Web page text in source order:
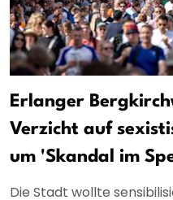
Erlanger
Verzicht auf
um 'Skandal im
Die Stadt wollte